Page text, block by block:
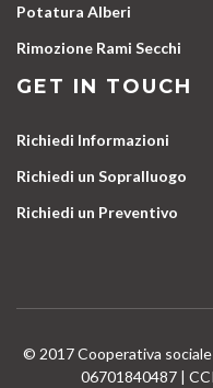
Potatura Alberi
Rimozione Rami Secchi
GET IN TOUCH
Richiedi Informazioni
Richiedi un Sopralluogo
Richiedi un Preventivo
© 2017 Cooperativa
06701840487 |